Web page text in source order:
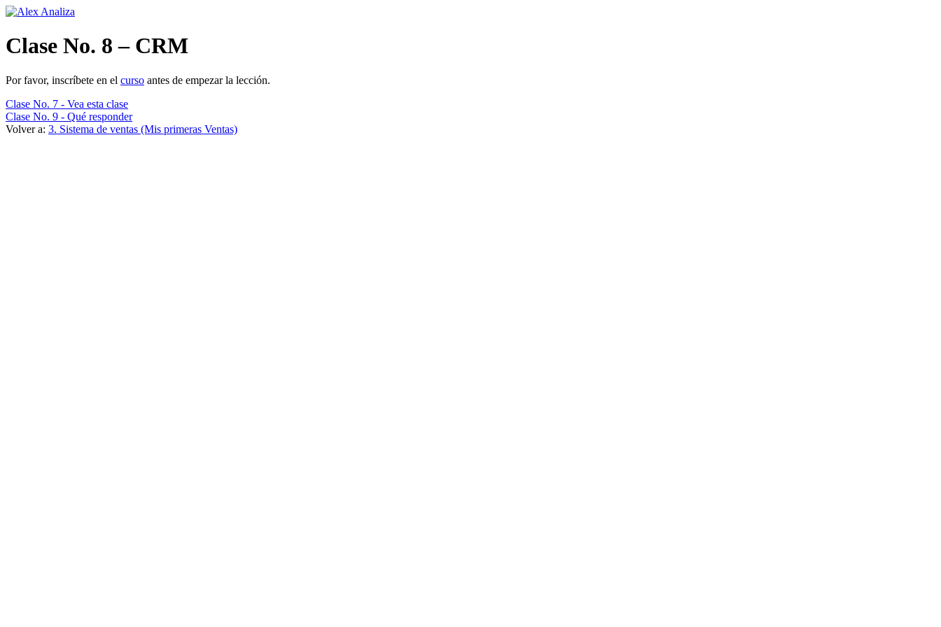
Ir
contenido
Clase No. 8 – CRM
Por favor, inscríbete en el curso antes de empezar la lección.
Clase No. 7 - Vea esta clase
Clase No. 9 - Qué responder
Volver a: 3. Sistema de ventas (Mis primeras Ventas)